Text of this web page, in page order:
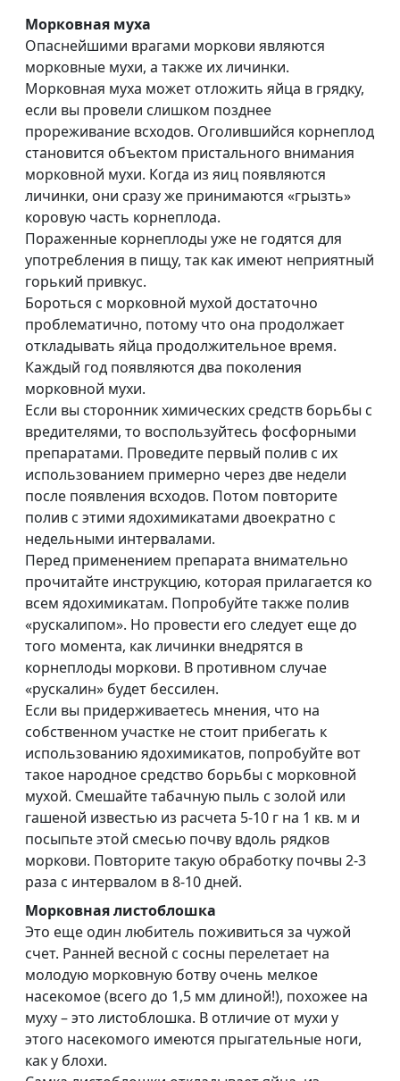
Морковная муха
Опаснейшими врагами моркови являются
морковные мухи, а также их личинки.
Морковная муха может отложить яйца в грядку,
если вы провели слишком позднее
прореживание всходов. Оголившийся корнеплод
становится объектом пристального внимания
морковной мухи. Когда из яиц появляются
личинки, они сразу же принимаются «грызть»
коровую часть корнеплода.
Пораженные корнеплоды уже не годятся для
употребления в пищу, так как имеют неприятный
горький привкус.
Бороться с морковной мухой достаточно
проблематично, потому что она продолжает
откладывать яйца продолжительное время.
Каждый год появляются два поколения
морковной мухи.
Если вы сторонник химических средств борьбы с
вредителями, то воспользуйтесь фосфорными
препаратами. Проведите первый полив с их
использованием примерно через две недели
после появления всходов. Потом повторите
полив с этими ядохимикатами двоекратно с
недельными интервалами.
Перед применением препарата внимательно
прочитайте инструкцию, которая прилагается ко
всем ядохимикатам. Попробуйте также полив
«рускалипом». Но провести его следует еще до
того момента, как личинки внедрятся в
корнеплоды моркови. В противном случае
«рускалин» будет бессилен.
Если вы придерживаетесь мнения, что на
собственном участке не стоит прибегать к
использованию ядохимикатов, попробуйте вот
такое народное средство борьбы с морковной
мухой. Смешайте табачную пыль с золой или
гашеной известью из расчета 5-10 г на 1 кв. м и
посыпьте этой смесью почву вдоль рядков
моркови. Повторите такую обработку почвы 2-3
раза с интервалом в 8-10 дней.
Морковная листоблошка
Это еще один любитель поживиться за чужой
счет. Ранней весной с сосны перелетает на
молодую морковную ботву очень мелкое
насекомое (всего до 1,5 мм длиной!), похожее на
муху – это листоблошка. В отличие от мухи у
этого насекомого имеются прыгательные ноги,
как у блохи.